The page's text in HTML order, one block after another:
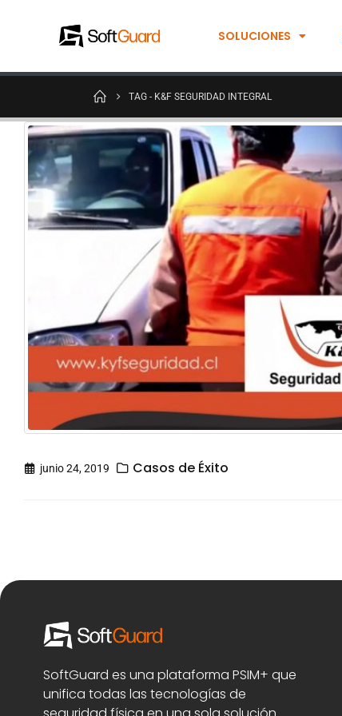
SOLUCIONES
TAG - K&F SEGURIDAD INTEGRAL
junio 24, 2019 Casos de Éxito
SoftGuard es una plataforma PSIM+ que
unifica todas las tecnologías de